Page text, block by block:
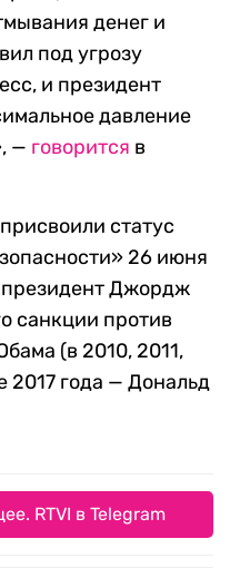
денег и
под угрозу
и президент
давление
— говорится в
статус
26 июня
президент Джордж
санкции против
(в 2010, 2011,
2017 года — Дональд
RTVI в Telegram